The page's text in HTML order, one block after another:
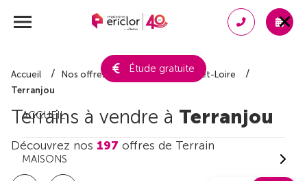
Étude gratuite
ACCUEIL
MAISONS
Accueil Nos offres de terrain
Maine-et-Loire
Terranjou
Terrains à vendre à Terranjou
Découvrez nos 197 offres de Terrain